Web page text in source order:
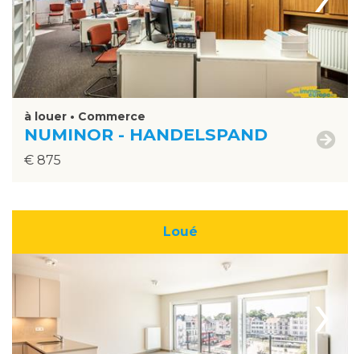
à louer • Commerce
NUMINOR - HANDELSPAND
€ 875
Loué
›